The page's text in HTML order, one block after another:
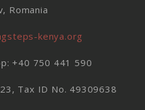
Romania
kenya.org
+40 750 441 590
Tax ID No. 49309638